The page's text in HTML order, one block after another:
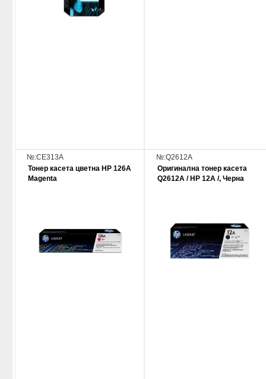
№:CE313A
Тонер касета цветна HP 126A
Magenta
№:Q2612A
Оригинална тонер касета
Q2612A / HP 12A /, Черна